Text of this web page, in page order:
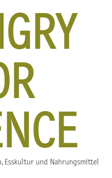
Esskultur und Nahrungsmittel